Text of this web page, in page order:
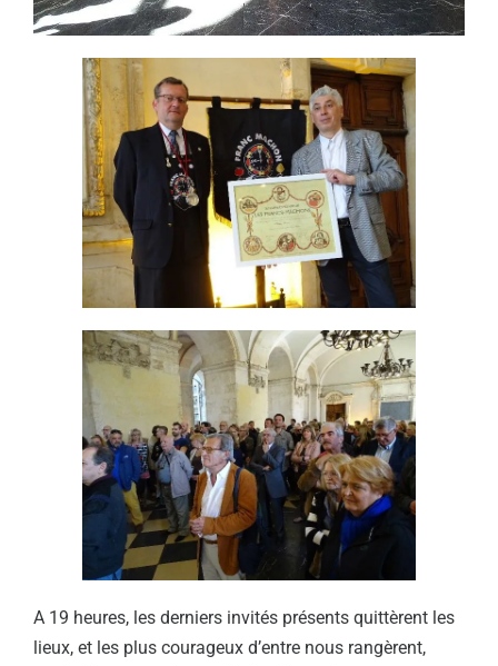
A 19 heures, les derniers invités présents quittèrent les
lieux, et les plus courageux d’entre nous rangèrent,